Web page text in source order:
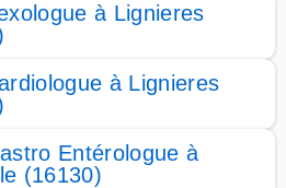
à Lignieres
à Lignieres
Entérologue à
(16130)